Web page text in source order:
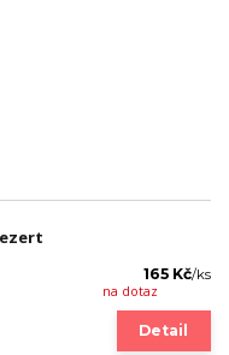
165 Kč/ks
na dotaz
Detail